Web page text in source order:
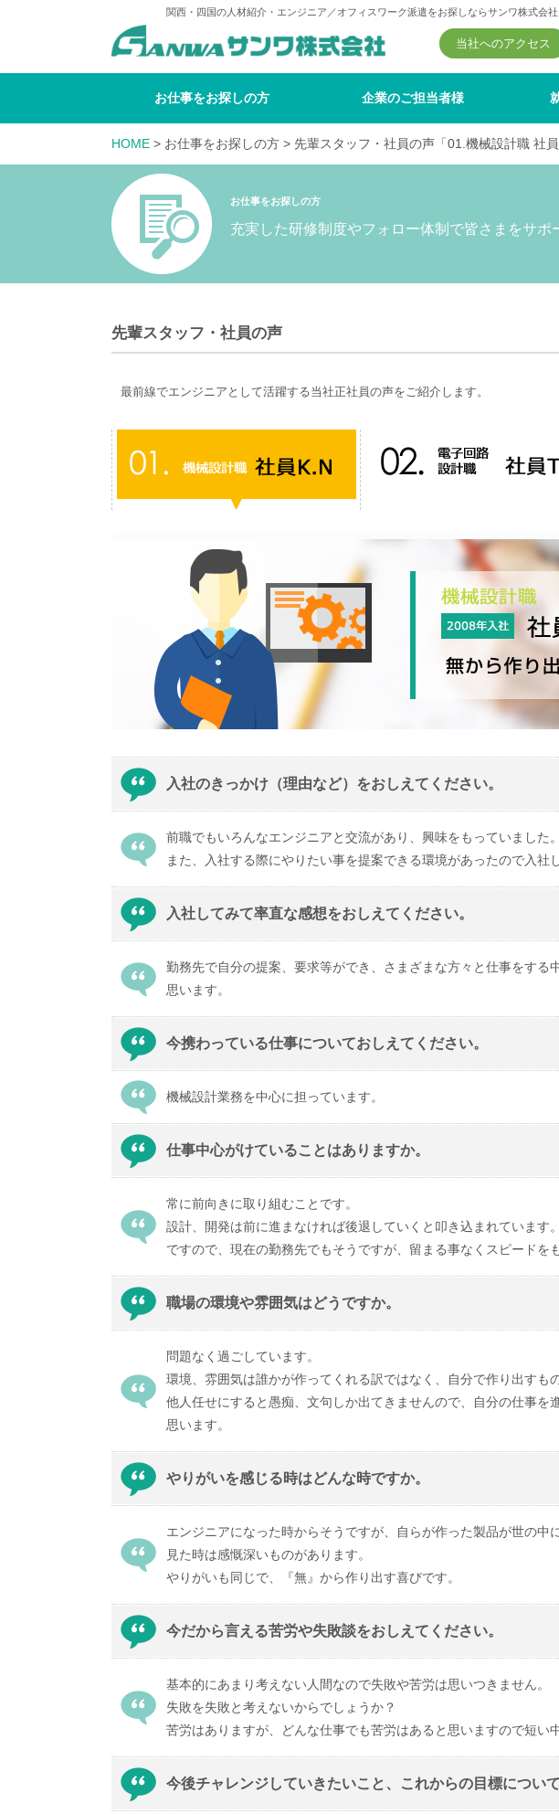
関西・四国の人材紹介・エンジニア／オフィスワーク派遣をお探しならサンワ株式会社
当社へのアクセス
お仕事をお探しの方 企業のご担当者様
HOME > お仕事をお探しの方 > 先輩スタッフ・社員の声「01.機械設計職 社員
お仕事をお探しの方
充実した研修制度やフォロー体制で皆さまをサポ
先輩スタッフ・社員の声
最前線でエンジニアとして活躍する当社正社員の声をご紹介します。
入社のきっかけ（理由など）をおしえてください。
前職でもいろんなエンジニアと交流があり、興味をもっていました。
また、入社する際にやりたい事を提案できる環境があったので入社
入社してみて率直な感想をおしえてください。
勤務先で自分の提案、要求等ができ、さまざまな方々と仕事をする
思います。
今携わっている仕事についておしえてください。
機械設計業務を中心に担っています。
仕事中心がけていることはありますか。
常に前向きに取り組むことです。
設計、開発は前に進まなければ後退していくと叩き込まれています。
ですので、現在の勤務先でもそうですが、留まる事なくスピードを
職場の環境や雰囲気はどうですか。
問題なく過ごしています。
環境、雰囲気は誰かが作ってくれる訳ではなく、自分で作り出すも
他人任せにすると愚痴、文句しか出てきませんので、自分の仕事を
思います。
やりがいを感じる時はどんな時ですか。
エンジニアになった時からそうですが、自らが作った製品が世の
見た時は感慨深いものがあります。
やりがいも同じで、
『無』から作り出す喜びです。
今だから言える苦労や失敗談をおしえてください。
基本的にあまり考えない人間なので失敗や苦労は思いつきません。
失敗を失敗と考えないからでしょうか？
苦労はありますが、どんな仕事でも苦労はあると思いますので短い
今後チャレンジしていきたいこと、これからの目標につい